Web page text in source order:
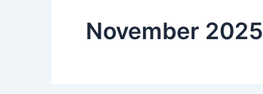
November 2025